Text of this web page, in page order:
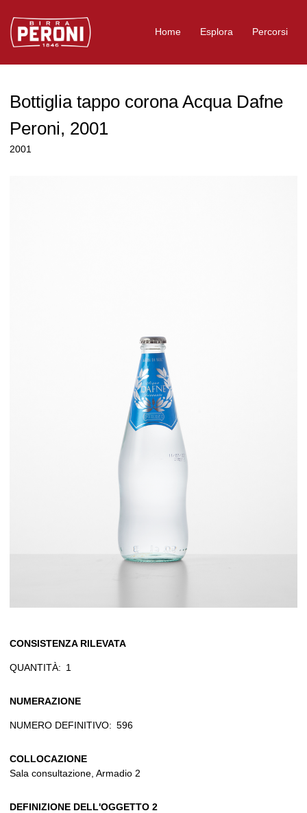
Logo Birra Peroni
Home Esplora Percorsi
Bottiglia tappo corona Acqua Dafne
Peroni, 2001
2001
CONSISTENZA RILEVATA
QUANTITÀ: 1
NUMERAZIONE
NUMERO DEFINITIVO: 596
COLLOCAZIONE
Sala consultazione, Armadio 2
DEFINIZIONE DELL'OGGETTO 2